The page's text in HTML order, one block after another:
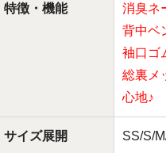
特徴・機能
消臭ネ
背中ベ
袖口ゴ
総裏メ
心地♪
サイズ展開 SS/S/